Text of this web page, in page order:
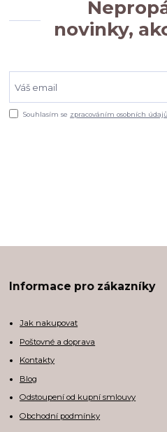
novinky,
Souhlasím se zpracováním osobních údajů
Informace pro zákazníky
Jak nakupovat
Poštovné a doprava
Kontakty
Blog
Odstoupení od kupní smlouvy
Obchodní podmínky